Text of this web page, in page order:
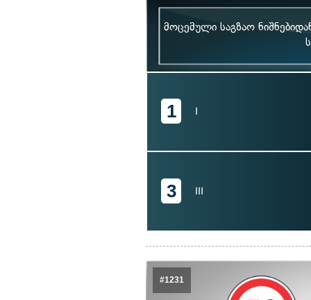
მოცემული საგზაო
1 I
3 III
#1231